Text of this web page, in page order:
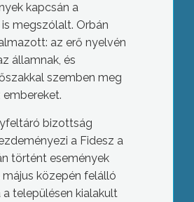
kapcsán a
megszólalt. Orbán
az erő nyelvén
államnak, és
szemben meg
embereket.
bizottság
a Fidesz a
történt események
közepén felálló
településen kialakult